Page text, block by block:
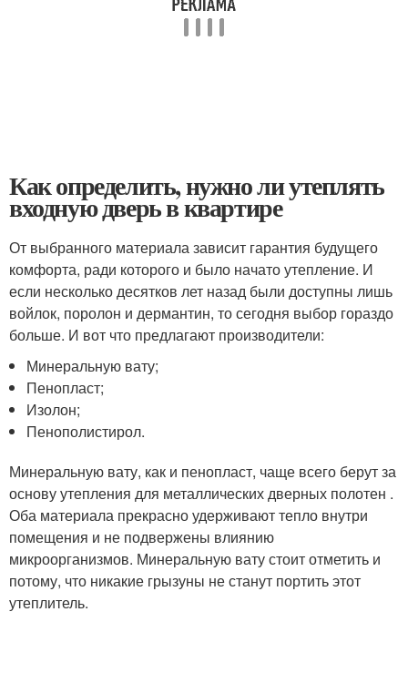
Как определить, нужно ли утеплять
входную дверь в квартире
От выбранного материала зависит гарантия будущего
комфорта, ради которого и было начато утепление. И
если несколько десятков лет назад были доступны лишь
войлок, поролон и дермантин, то сегодня выбор гораздо
больше. И вот что предлагают производители:
Минеральную вату;
Пенопласт;
Изолон;
Пенополистирол.
Минеральную вату, как и пенопласт, чаще всего берут за
основу утепления для металлических дверных полотен .
Оба материала прекрасно удерживают тепло внутри
помещения и не подвержены влиянию
микроорганизмов. Минеральную вату стоит отметить и
потому, что никакие грызуны не станут портить этот
утеплитель.